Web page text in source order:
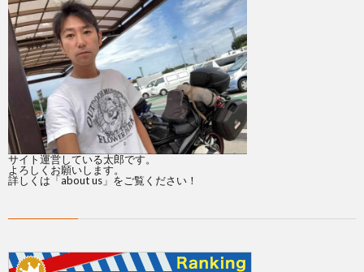
サイト運営している太郎です。
よろしくお願いします。
詳しくは「about us 」をご覧ください！